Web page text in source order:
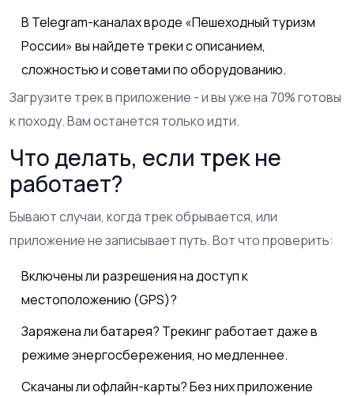
В Telegram-каналах вроде «Пешеходный туризм
России» вы найдете треки с описанием,
сложностью и советами по оборудованию.
Загрузите трек в приложение - и вы уже на 70% готовы
к походу. Вам останется только идти.
Что делать, если трек не
работает?
Бывают случаи, когда трек обрывается, или
приложение не записывает путь. Вот что проверить:
Включены ли разрешения на доступ к
местоположению (GPS)?
Заряжена ли батарея? Трекинг работает даже в
режиме энергосбережения, но медленнее.
Скачаны ли офлайн-карты? Без них приложение